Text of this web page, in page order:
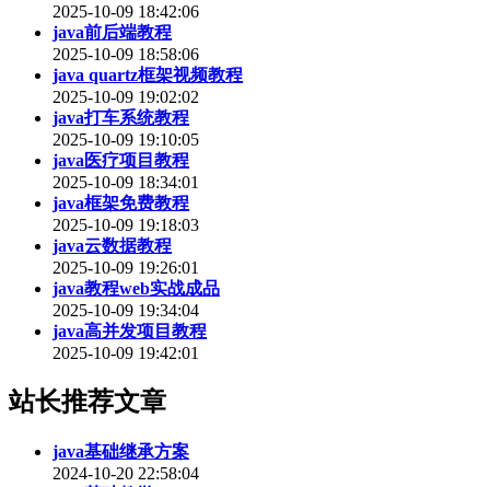
2025-10-09 18:42:06
java前后端教程
2025-10-09 18:58:06
java quartz框架视频教程
2025-10-09 19:02:02
java打车系统教程
2025-10-09 19:10:05
java医疗项目教程
2025-10-09 18:34:01
java框架免费教程
2025-10-09 19:18:03
java云数据教程
2025-10-09 19:26:01
java教程web实战成品
2025-10-09 19:34:04
java高并发项目教程
2025-10-09 19:42:01
站长推荐文章
java基础继承方案
2024-10-20 22:58:04